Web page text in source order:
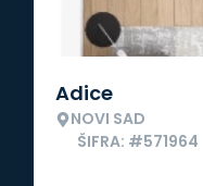
Adice
NOVI SAD
ŠIFRA: #571964